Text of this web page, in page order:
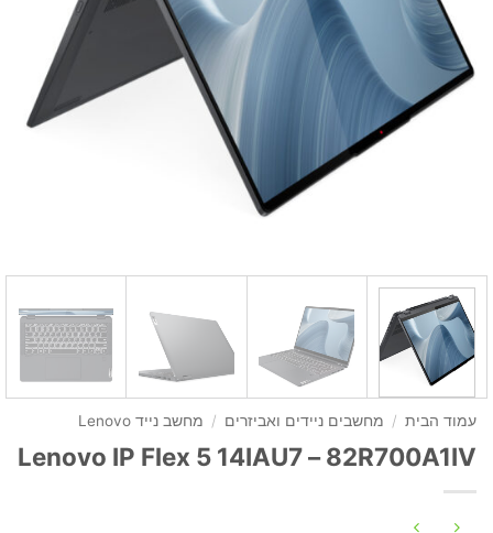
עמוד הבית / מחשבים ניידים ואביזרים / מחשב נייד Lenovo
Lenovo IP Flex 5 14IAU7 – 82R700A1IV